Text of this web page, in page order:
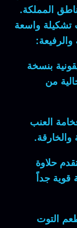
المملكة.
واسعة
والرفيعة:
بنسخة
من
العنب
والخارقة.
حلاوة
قوية جداً
التوت